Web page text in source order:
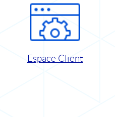
Espace Client